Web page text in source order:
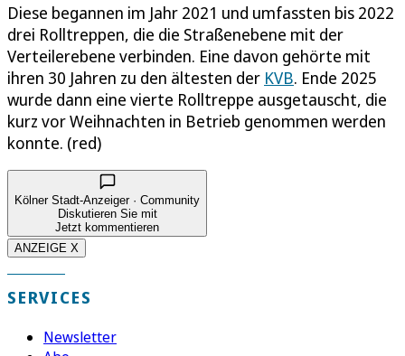
Diese begannen im Jahr 2021 und umfassten bis 2022
drei Rolltreppen, die die Straßenebene mit der
Verteilerebene verbinden. Eine davon gehörte mit
ihren 30 Jahren zu den ältesten der KVB. Ende 2025
wurde dann eine vierte Rolltreppe ausgetauscht, die
kurz vor Weihnachten in Betrieb genommen werden
konnte. (red)
Kölner Stadt-Anzeiger · Community
Diskutieren Sie mit
Jetzt kommentieren
ANZEIGE X
SERVICES
Newsletter